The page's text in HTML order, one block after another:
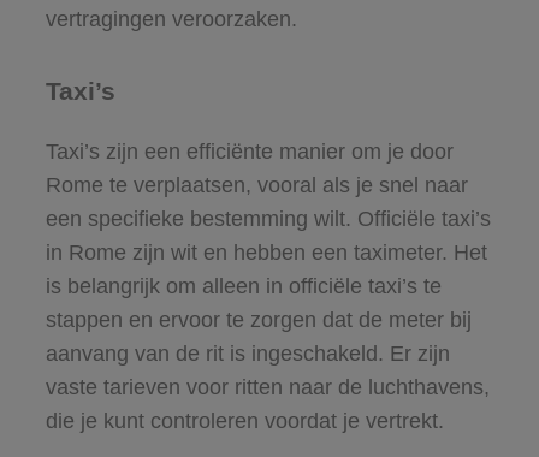
vertragingen veroorzaken.
Taxi’s
Taxi’s zijn een efficiënte manier om je door
Rome te verplaatsen, vooral als je snel naar
een specifieke bestemming wilt. Officiële taxi’s
in Rome zijn wit en hebben een taximeter. Het
is belangrijk om alleen in officiële taxi’s te
stappen en ervoor te zorgen dat de meter bij
aanvang van de rit is ingeschakeld. Er zijn
vaste tarieven voor ritten naar de luchthavens,
die je kunt controleren voordat je vertrekt.